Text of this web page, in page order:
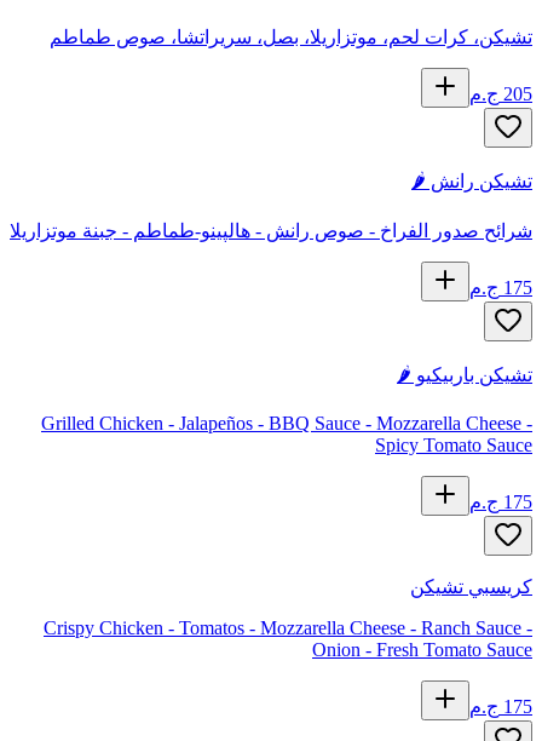
تشيكن، كرات لحم، موتزاريلا، بصل، سريراتشا، صوص طماطم
205 ج.م
تشيكن رانش 🌶️
شرائح صدور الفراخ - صوص رانش - هالپينو-طماطم - جبنة موتزاريلا
175 ج.م
تشيكن باربيكيو 🌶️
Grilled Chicken - Jalapeños - BBQ Sauce - Mozzarella Cheese -
Spicy Tomato Sauce
175 ج.م
كريسبي تشيكن
Crispy Chicken - Tomatos - Mozzarella Cheese - Ranch Sauce -
Onion - Fresh Tomato Sauce
175 ج.م